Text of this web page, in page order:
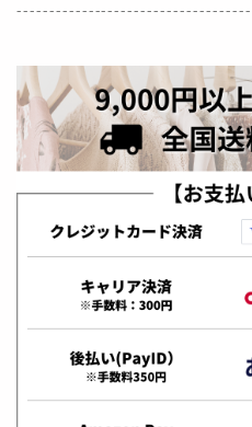
------------------------------------